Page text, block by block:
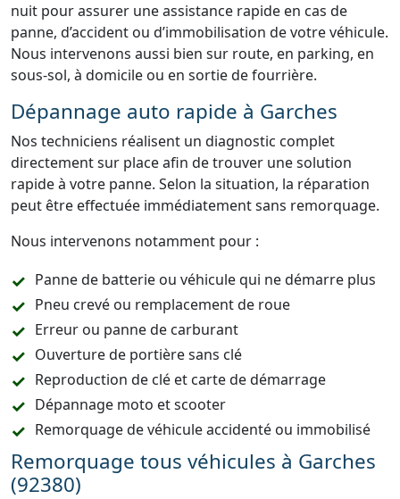
nuit pour assurer une assistance rapide en cas de
panne, d’accident ou d’immobilisation de votre véhicule.
Nous intervenons aussi bien sur route, en parking, en
sous-sol, à domicile ou en sortie de fourrière.
Dépannage auto rapide à Garches
Nos techniciens réalisent un diagnostic complet
directement sur place afin de trouver une solution
rapide à votre panne. Selon la situation, la réparation
peut être effectuée immédiatement sans remorquage.
Nous intervenons notamment pour :
Panne de batterie ou véhicule qui ne démarre plus
Pneu crevé ou remplacement de roue
Erreur ou panne de carburant
Ouverture de portière sans clé
Reproduction de clé et carte de démarrage
Dépannage moto et scooter
Remorquage de véhicule accidenté ou immobilisé
Remorquage tous véhicules à Garches
(92380)